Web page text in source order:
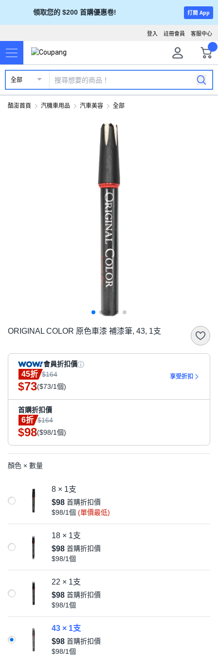
領取您的 $200 首購優惠卷! 打開 App
客服中心
註冊會員
登入
全部
酷澎首頁 汽機車用品 汽車美容 全部
ORIGINAL COLOR 原色車漆 補漆筆, 43, 1支
會員折扣價
45折 $164
$73($73/1個)
享受折扣
首購折扣價
6折 $164
$98($98/1個)
顏色 × 數量
8 × 1支
$98 首購折扣價
$98/1個 (單價最低)
18 × 1支
$98 首購折扣價
$98/1個
22 × 1支
$98 首購折扣價
$98/1個
43 × 1支
$98 首購折扣價
$98/1個